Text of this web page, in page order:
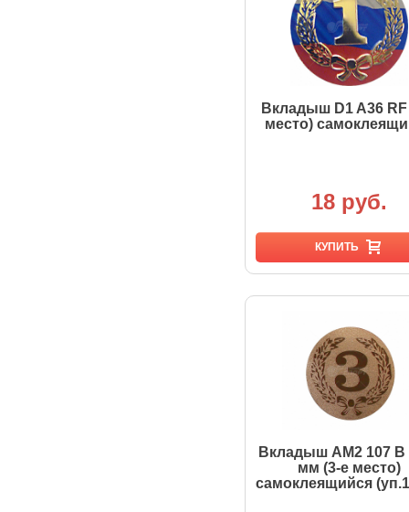
Вкладыш D1 A36 RF
место)
18 руб.
КУПИТЬ
Вкладыш AM2 107 B
мм (3-е место)
самоклеящийся